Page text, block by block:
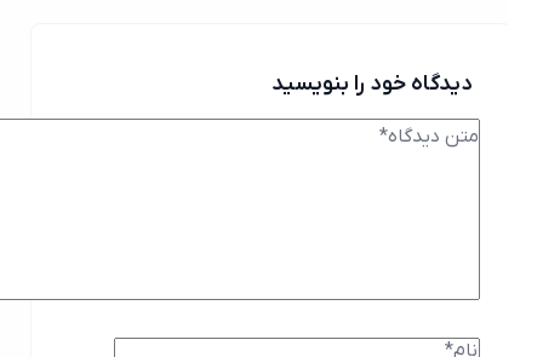
دیدگاه خود را بنویسید